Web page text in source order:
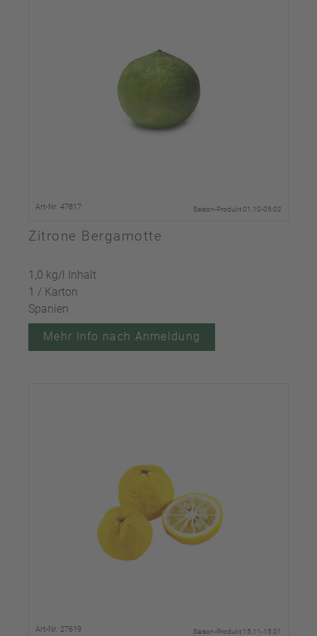
Art-Nr. 47817 Saison-Produkt 01.10-05.02
Zitrone Bergamotte
1,0 kg/l Inhalt
1 / Karton
Spanien
Mehr Info nach Anmeldung
Art-Nr. 27619 Saison-Produkt 15.11-15.01